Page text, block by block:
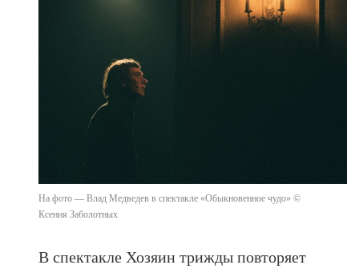
На фото — Влад Медведев в спектакле «Обыкновенное чудо» ©
Ксения Заболотных
В спектакле Хозяин трижды повторяет